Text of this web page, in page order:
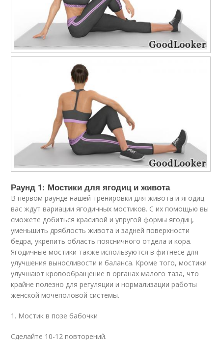
Раунд 1: Мостики для ягодиц и живота
В первом раунде нашей тренировки для живота и ягодиц
вас ждут вариации ягодичных мостиков. С их помощью вы
сможете добиться красивой и упругой формы ягодиц,
уменьшить дряблость живота и задней поверхности
бедра, укрепить область поясничного отдела и кора.
Ягодичные мостики также используются в фитнесе для
улучшения выносливости и баланса. Кроме того, мостики
улучшают кровообращение в органах малого таза, что
крайне полезно для регуляции и нормализации работы
женской мочеполовой системы.
1. Мостик в позе бабочки
Сделайте 10-12 повторений.